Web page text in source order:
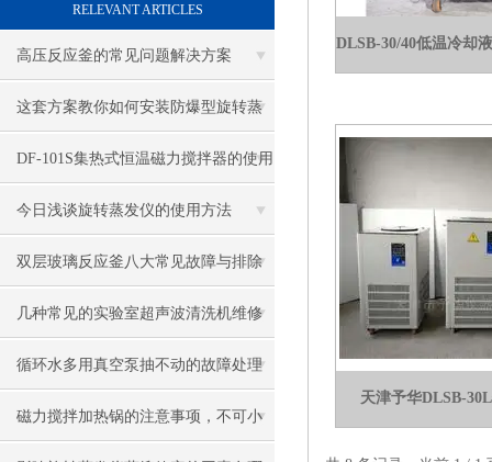
RELEVANT ARTICLES
高压反应釜的常见问题解决方案
这套方案教你如何安装防爆型旋转蒸
发仪
DF-101S集热式恒温磁力搅拌器的使用
需要留意哪些问题?
今日浅谈旋转蒸发仪的使用方法
双层玻璃反应釜八大常见故障与排除
方法
几种常见的实验室超声波清洗机维修
保养攻略
循环水多用真空泵抽不动的故障处理
方法如下
磁力搅拌加热锅的注意事项，不可小
天津予华DLSB-